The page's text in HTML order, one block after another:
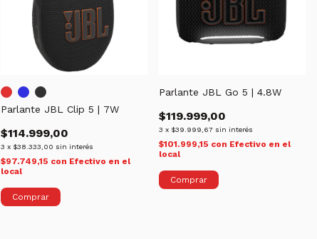
Parlante JBL Clip 5 | 7W
$114.999,00
3 x $38.333,00 sin interés
$97.749,15 con Efectivo en el
local
Comprar
Parlante JBL Go 5 | 4.8W
$119.999,00
3 x $39.999,67 sin interés
$101.999,15 con Efectivo en el
local